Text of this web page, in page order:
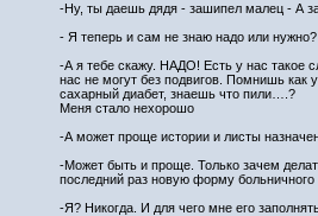
-Ну, ты даешь дядя - зашипел малец - А
- Я теперь и сам не знаю надо или
-А я тебе скажу. НАДО! Есть у нас такое
нас не могут без подвигов. Помнишь как
сахарный диабет, знаешь что пили….?
Меня стало нехорошо
-А может проще истории и листы
-Может быть и проще. Только зачем
последний раз новую форму больничного
-Я? Никогда. И для чего мне его